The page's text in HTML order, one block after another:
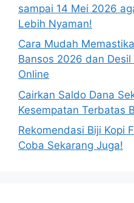
sampai 14 Mei 2026
Lebih Nyaman!
Cara Mudah
Bansos 2026 dan Desil
Online
Cairkan Saldo Dana
Kesempatan Terbatas
Rekomendasi Biji Kopi
Coba Sekarang Juga!